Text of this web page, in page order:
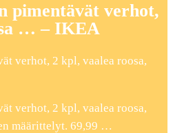
pimentävät verhot,
… – IKEA
verhot, 2 kpl, vaalea roosa,
verhot, 2 kpl, vaalea roosa,
määrittelyt. 69,99 …